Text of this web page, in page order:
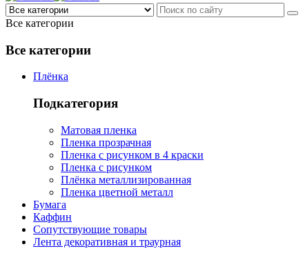
Все категории
Все категории
Плёнка
Подкатегория
Матовая пленка
Пленка прозрачная
Пленка с рисунком в 4 краски
Пленка с рисунком
Плёнка металлизированная
Пленка цветной металл
Бумага
Каффин
Сопутствующие товары
Лента декоративная и траурная